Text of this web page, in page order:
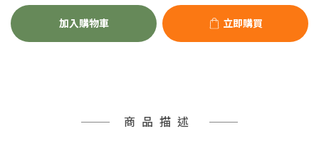
加入購物車 立即購買
商品描述